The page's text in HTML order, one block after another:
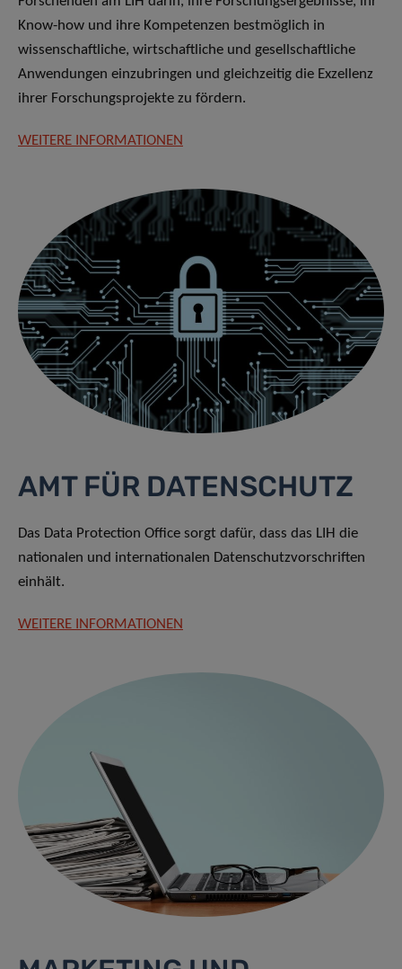
Know-how und ihre Kompetenzen bestmöglich in
wissenschaftliche, wirtschaftliche und gesellschaftliche
Anwendungen einzubringen und gleichzeitig die Exzellenz
ihrer Forschungsprojekte zu fördern.
WEITERE INFORMATIONEN
AMT FÜR DATENSCHUTZ
Das Data Protection Office sorgt dafür, dass das LIH die
nationalen und internationalen Datenschutzvorschriften
einhält.
WEITERE INFORMATIONEN